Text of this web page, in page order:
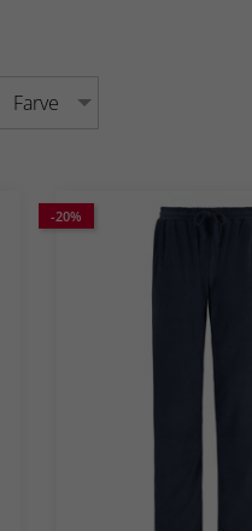
Farve
-20%